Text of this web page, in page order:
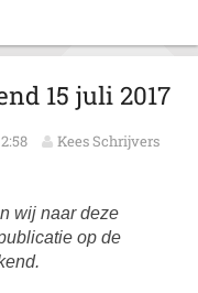
15 juli 2017
Kees Schrijvers
wij naar deze
op de